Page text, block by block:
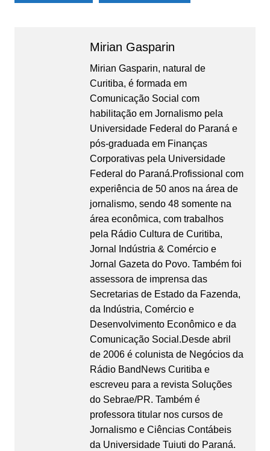
Mirian Gasparin
Mirian Gasparin, natural de
Curitiba, é formada em
Comunicação Social com
habilitação em Jornalismo pela
Universidade Federal do Paraná e
pós-graduada em Finanças
Corporativas pela Universidade
Federal do Paraná.Profissional com
experiência de 50 anos na área de
jornalismo, sendo 48 somente na
área econômica, com trabalhos
pela Rádio Cultura de Curitiba,
Jornal Indústria & Comércio e
Jornal Gazeta do Povo. Também foi
assessora de imprensa das
Secretarias de Estado da Fazenda,
da Indústria, Comércio e
Desenvolvimento Econômico e da
Comunicação Social.Desde abril
de 2006 é colunista de Negócios da
Rádio BandNews Curitiba e
escreveu para a revista Soluções
do Sebrae/PR. Também é
professora titular nos cursos de
Jornalismo e Ciências Contábeis
da Universidade Tuiuti do Paraná.